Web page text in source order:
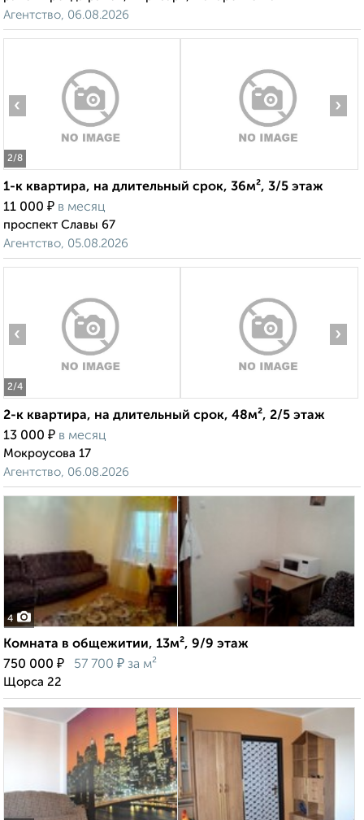
Агентство, 06.08.2026
2/8
‹ ›
1-к квартира, на длительный срок, 36м², 3/5 этаж
11 000 ₽ в месяц
проспект Славы 67
Агентство, 05.08.2026
2/4
‹ ›
2-к квартира, на длительный срок, 48м², 2/5 этаж
13 000 ₽ в месяц
Мокроусова 17
Агентство, 06.08.2026
4
Комната в общежитии, 13м², 9/9 этаж
750 000 ₽ 57 700 ₽ за м²
Щорса 22